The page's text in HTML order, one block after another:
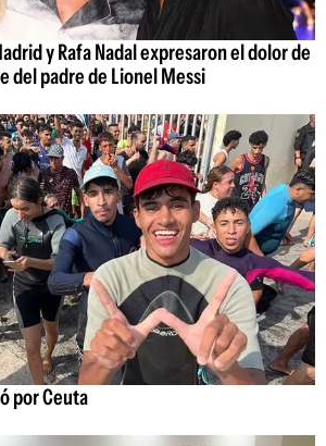
y Rafa Nadal expresaron el dolor de
del padre de Lionel Messi
por Ceuta